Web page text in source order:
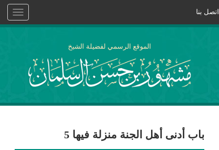
Toggle
اتصل بنا
الموقع الرسمي لفضيلة الشيخ
باب أدنى أهل الجنة منزلة فيها 5